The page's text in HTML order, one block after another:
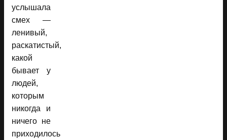
услышала
смех —
ленивый,
раскатистый,
какой
бывает у
людей,
которым
никогда и
ничего не
приходилось